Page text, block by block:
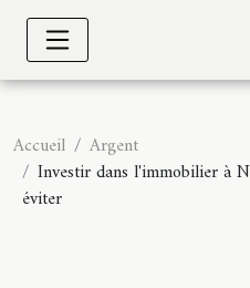
Accueil
Argent
Investir dans l'immobilier à
éviter